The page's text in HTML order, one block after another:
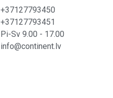
+37127793450
+37127793451
Pi-Sv 9.00 - 17.00
info@continent.lv